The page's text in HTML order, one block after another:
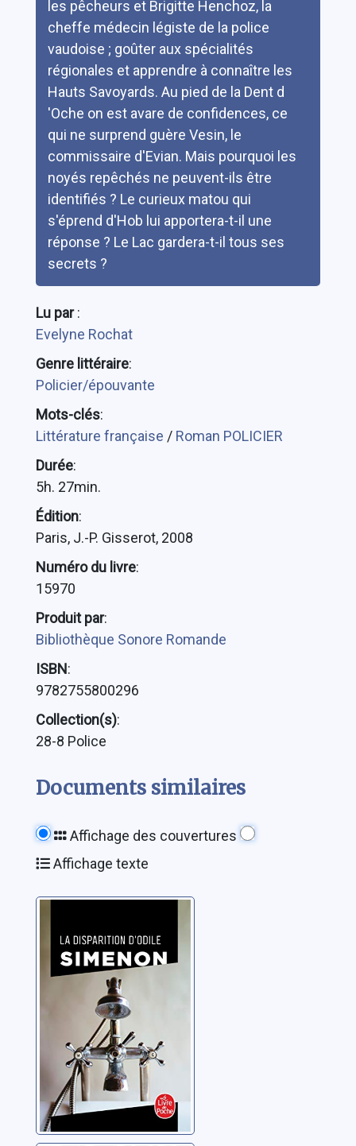
les pêcheurs et Brigitte Henchoz, la
cheffe médecin légiste de la police
vaudoise ; goûter aux spécialités
régionales et apprendre à connaître les
Hauts Savoyards. Au pied de la Dent d
'Oche on est avare de confidences, ce
qui ne surprend guère Vesin, le
commissaire d'Evian. Mais pourquoi les
noyés repêchés ne peuvent-ils être
identifiés ? Le curieux matou qui
s'éprend d'Hob lui apportera-t-il une
réponse ? Le Lac gardera-t-il tous ses
secrets ?
Lu par:
Evelyne Rochat
Genre littéraire:
Policier/épouvante
Mots-clés:
Littérature française / Roman POLICIER
Durée:
5h. 27min.
Édition:
Paris, J.-P. Gisserot, 2008
Numéro du livre:
15970
Produit par:
Bibliothèque Sonore Romande
ISBN:
9782755800296
Collection(s):
28-8 Police
Documents similaires
Affichage des couvertures
Affichage texte
d'Odile
Simenon, Georges